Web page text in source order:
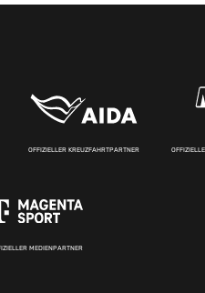
OFFIZIELLER KREUZFAHRTPARTNER
MEDIENPARTNER